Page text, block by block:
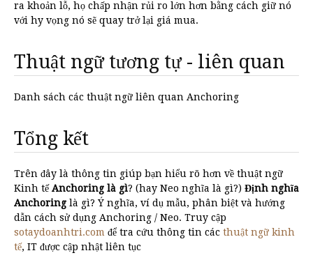
ra khoản lỗ, họ chấp nhận rủi ro lớn hơn bằng cách giữ nó
với hy vọng nó sẽ quay trở lại giá mua.
Thuật ngữ tương tự - liên quan
Danh sách các thuật ngữ liên quan Anchoring
Tổng kết
Trên đây là thông tin giúp bạn hiểu rõ hơn về thuật ngữ
Kinh tếAnchoring là gì? (hay Neo nghĩa là gì?) Định nghĩa
Anchoring là gì? Ý nghĩa, ví dụ mẫu, phân biệt và hướng
dẫn cách sử dụng Anchoring / Neo. Truy cập
sotaydoanhtri.com để tra cứu thông tin các thuật ngữ kinh
tế, IT được cập nhật liên tục